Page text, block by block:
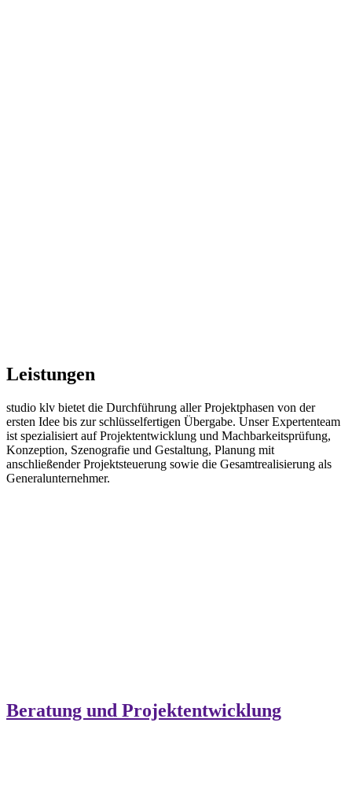
Leistungen
studio klv bietet die Durchführung aller Projektphasen von der
ersten Idee bis zur schlüsselfertigen Übergabe. Unser Expertenteam
ist spezialisiert auf Projektentwicklung und Machbarkeitsprüfung,
Konzeption, Szenografie und Gestaltung, Planung mit
anschließender Projektsteuerung sowie die Gesamtrealisierung als
Generalunternehmer.
Beratung und Projektentwicklung